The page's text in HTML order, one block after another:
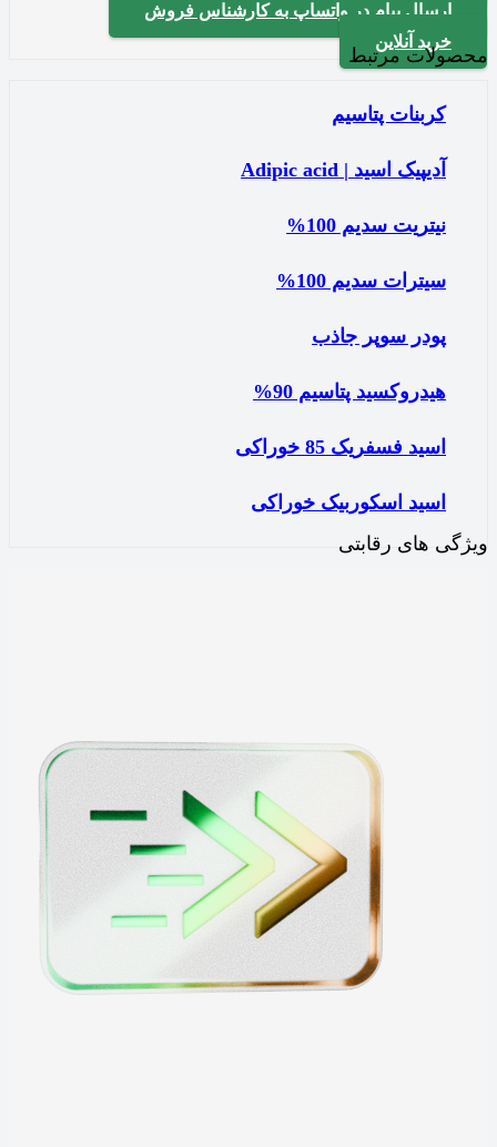
ارسال پیام در واتساپ به کارشناس فروش
خرید آنلاین
محصولات مرتبط
کربنات پتاسیم
آدیپیک اسید | Adipic acid
نیتریت سدیم 100%
سیترات سدیم 100%
پودر سوپر جاذب
هیدروکسید پتاسیم 90%
اسید فسفریک 85 خوراکی
اسید اسکوربیک خوراکی
ویژگی های رقابتی